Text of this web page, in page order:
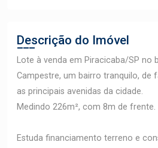
Descrição do Imóvel
Lote à venda em Piracicaba/SP no
Campestre, um bairro tranquilo, de
as principais avenidas da cidade.
Medindo 226m², com 8m de
Estuda financiamento terreno e